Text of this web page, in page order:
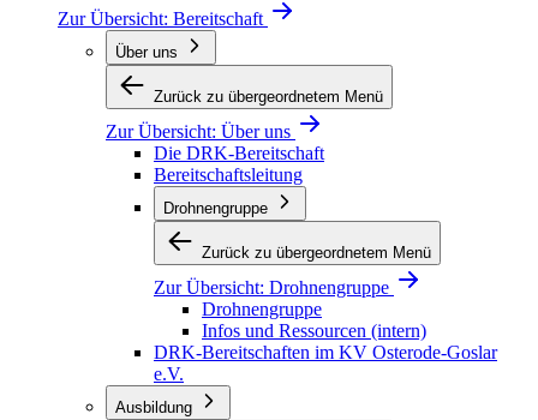
Zur Übersicht: Bereitschaft
Über uns
Zurück zu übergeordnetem Menü
Zur Übersicht: Über uns
Die DRK-Bereitschaft
Bereitschaftsleitung
Drohnengruppe
Zurück zu übergeordnetem Menü
Zur Übersicht: Drohnengruppe
Drohnengruppe
Infos und Ressourcen (intern)
DRK-Bereitschaften im KV Osterode-Goslar
e.V.
Ausbildung